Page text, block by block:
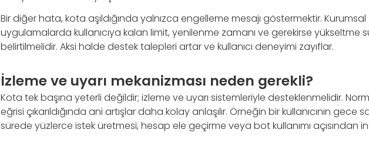
Bir diğer hata, kota aşıldığında yalnızca engelleme mesajı göstermektir. Kurumsal
uygulamalarda kullanıcıya kalan limit, yenilenme zamanı ve gerekirse yükseltme
belirtilmelidir. Aksi halde destek talepleri artar ve kullanıcı deneyimi zayıflar.
İzleme ve uyarı mekanizması neden gerekli?
Kota tek başına yeterli değildir; izleme ve uyarı sistemleriyle desteklenmelidir.
eğrisi çıkarıldığında ani artışlar daha kolay anlaşılır. Örneğin bir kullanıcının gece
sürede yüzlerce istek üretmesi, hesap ele geçirme veya bot kullanımı açısından